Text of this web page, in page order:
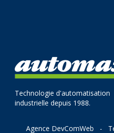
Technologie d'automatisation
industrielle depuis 1988.
Agence DevComWeb -